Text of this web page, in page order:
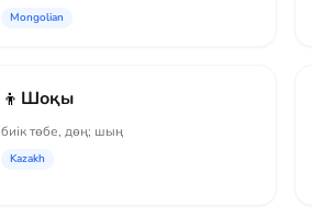
Mongolian
👦 Шоқы
биік төбе, дөң; шың
Kazakh